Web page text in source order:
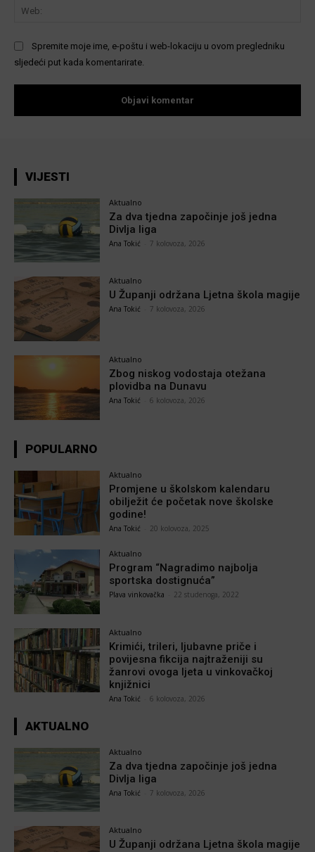
Spremite moje ime, e-poštu i web-lokaciju u ovom pregledniku
sljedeći put kada komentarirate.
VIJESTI
Aktualno
Za dva tjedna započinje još jedna
Divlja liga
Ana Tokić 7 kolovoza, 2026
Aktualno
U Županji održana Ljetna škola magije
Ana Tokić 7 kolovoza, 2026
Aktualno
Zbog niskog vodostaja otežana
plovidba na Dunavu
Ana Tokić 6 kolovoza, 2026
POPULARNO
Aktualno
Promjene u školskom kalendaru
obilježit će početak nove školske
godine!
Ana Tokić 20 kolovoza, 2025
Aktualno
Program “Nagradimo najbolja
sportska dostignuća”
Plava vinkovačka 22 studenoga, 2022
Aktualno
Krimići, trileri, ljubavne priče i
povijesna fikcija najtraženiji su
žanrovi ovoga ljeta u vinkovačkoj
knjižnici
Ana Tokić 6 kolovoza, 2026
AKTUALNO
Aktualno
Za dva tjedna započinje još jedna
Divlja liga
Ana Tokić 7 kolovoza, 2026
Aktualno
U Županji održana Ljetna škola magije